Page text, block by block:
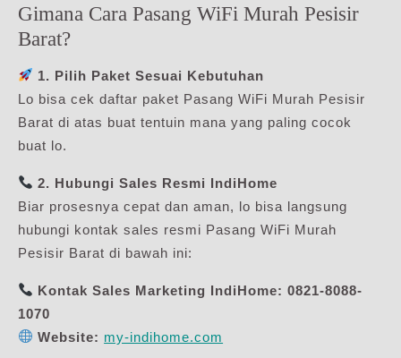
Gimana Cara Pasang WiFi Murah Pesisir
Barat?
1. Pilih Paket Sesuai Kebutuhan
Lo bisa cek daftar paket Pasang WiFi Murah Pesisir
Barat di atas buat tentuin mana yang paling cocok
buat lo.
2. Hubungi Sales Resmi IndiHome
Biar prosesnya cepat dan aman, lo bisa langsung
hubungi kontak sales resmi Pasang WiFi Murah
Pesisir Barat di bawah ini:
Kontak Sales Marketing IndiHome: 0821-8088-
1070
Website: my-indihome.com